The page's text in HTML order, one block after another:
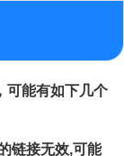
可能有如下几个
链接无效,可能